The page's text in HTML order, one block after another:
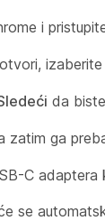
i
da
zatim ga
C adaptera
se